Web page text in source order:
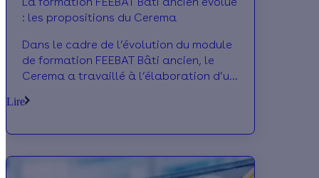
: les propositions du Cerema
Dans le cadre de l’évolution du module
de formation FEEBAT Bâti ancien, le
Cerema a travaillé à l’élaboration d’un
professionnels du bâtiment. L’initiative
accompagner les professionnels du
bâtiment dans leur montée en
compétences, améliorer la
Lire